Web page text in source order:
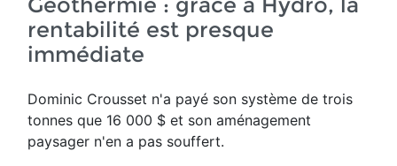
rentabilité est presque
immédiate
Dominic Crousset n'a payé son système de trois
tonnes que 16 000 $ et son aménagement
paysager n'en a pas souffert.